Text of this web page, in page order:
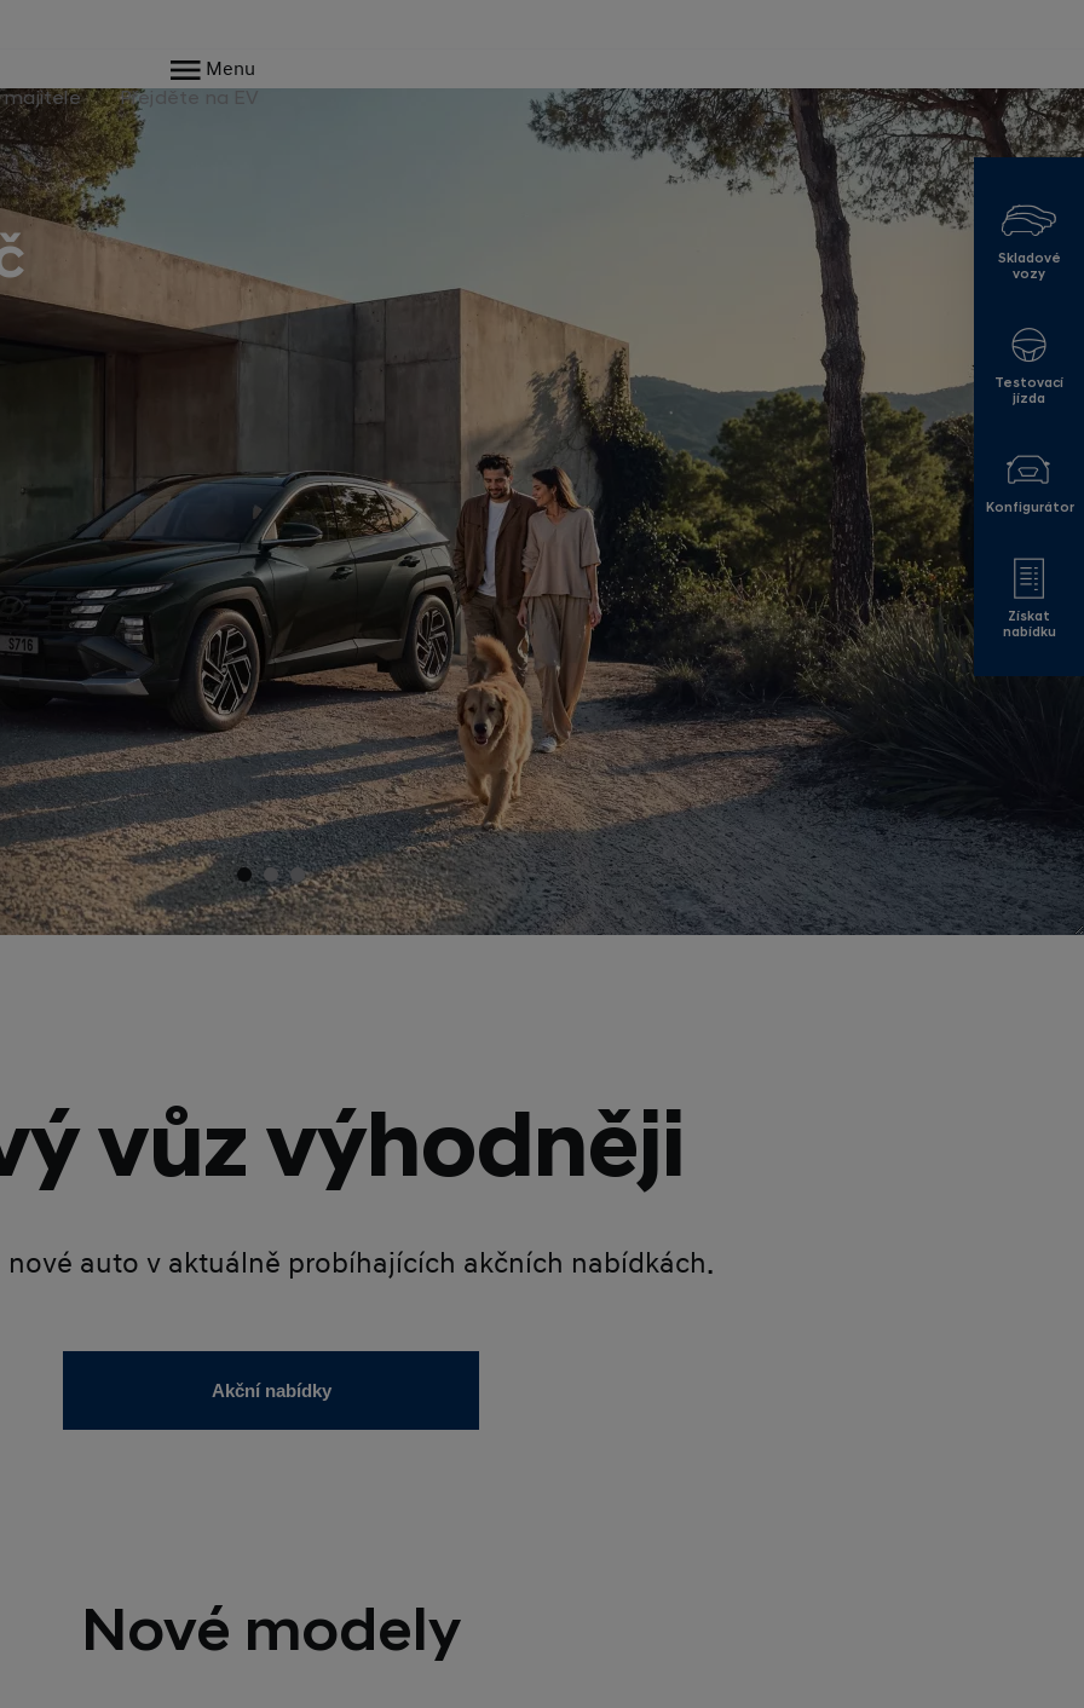
majitele Přejděte na EV
Menu
Skladové
vozy
Testovací
jízda
Konfigurátor
Získat
nabídku
vůz výhodněji
nové auto v aktuálně probíhajících akčních nabídkách.
Akční nabídky
Nové modely